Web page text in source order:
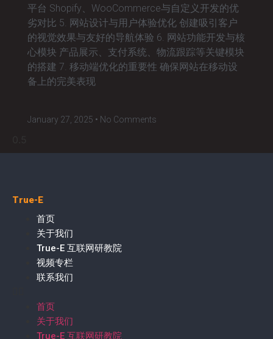
平台 Shopify、WooCommerce与自定义开发的优
劣对比 5. 网站设计与用户体验优化 创建吸引客户
的视觉效果与友好的导航体验 6. 网站功能开发与核
心模块 产品展示、支付系统、物流跟踪等关键模块
的搭建 7. 移动端优化的重要性 确保网站在移动设
备上的完美表现
January 27, 2025 No Comments
True-E
首页
关于我们
True-E 互联网研教院
视频专栏
联系我们
首页
关于我们
True-E 互联网研教院